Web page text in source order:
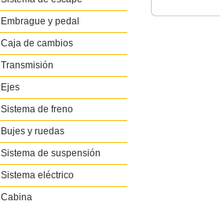
Embrague y pedal
Caja de cambios
Transmisión
Ejes
Sistema de freno
Bujes y ruedas
Sistema de suspensión
Sistema eléctrico
Cabina